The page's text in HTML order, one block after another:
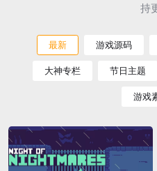
持
最新 游戏源码
大神专栏 节日主题
游戏